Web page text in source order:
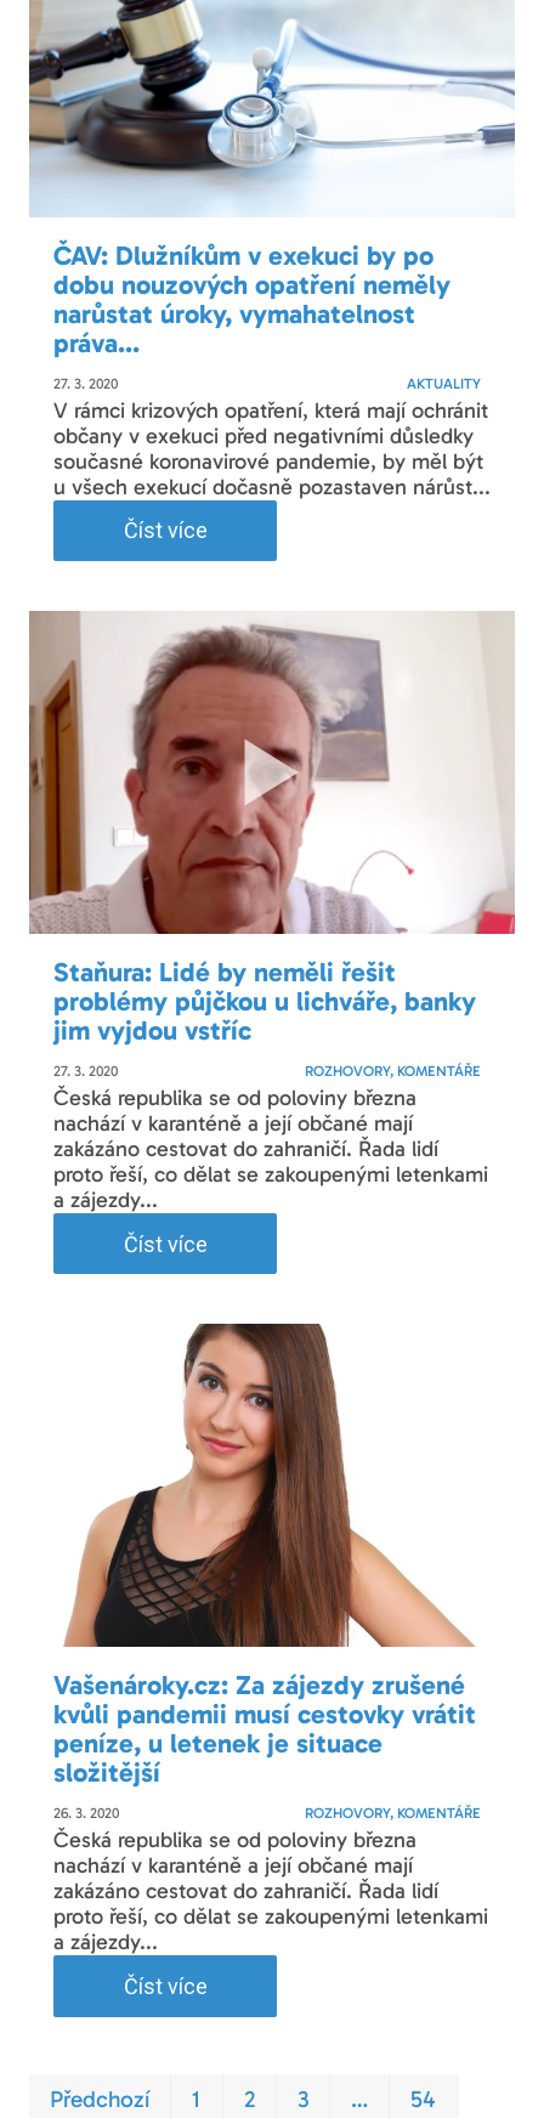
ČAV: Dlužníkům v exekuci by po
dobu nouzových opatření neměly
narůstat úroky, vymahatelnost
práva...
27. 3. 2020 AKTUALITY
V rámci krizových opatření, která mají ochránit
občany v exekuci před negativními důsledky
současné koronavirové pandemie, by měl být
u všech exekucí dočasně pozastaven nárůst...
Číst více
Staňura: Lidé by neměli řešit
problémy půjčkou u lichváře, banky
jim vyjdou vstříc
27. 3. 2020 ROZHOVORY, KOMENTÁŘE
Česká republika se od poloviny března
nachází v karanténě a její občané mají
zakázáno cestovat do zahraničí. Řada lidí
proto řeší, co dělat se zakoupenými letenkami
a zájezdy...
Číst více
Vašenároky.cz: Za zájezdy zrušené
kvůli pandemii musí cestovky vrátit
peníze, u letenek je situace
složitější
26. 3. 2020 ROZHOVORY, KOMENTÁŘE
Česká republika se od poloviny března
nachází v karanténě a její občané mají
zakázáno cestovat do zahraničí. Řada lidí
proto řeší, co dělat se zakoupenými letenkami
a zájezdy...
Číst více
Předchozí 1 2 3 …
54